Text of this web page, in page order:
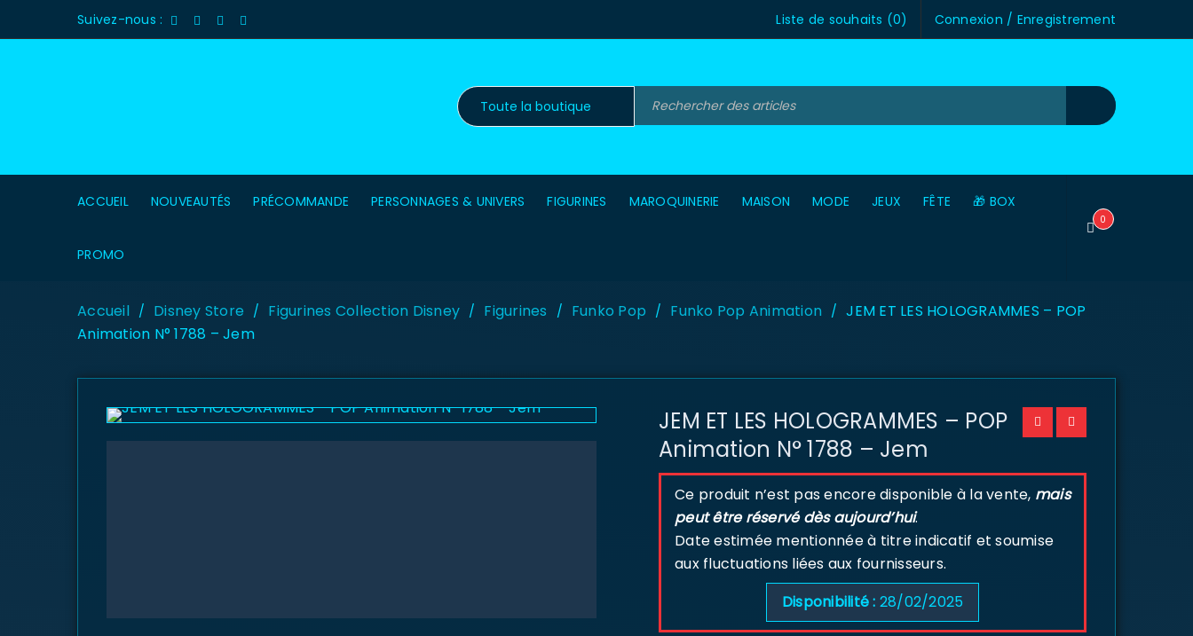
Suivez-nous : Connexion / Enregistrement
Liste de souhaits (0)
ACCUEIL NOUVEAUTÉS PRÉCOMMANDE PERSONNAGES & UNIVERS FIGURINES MAROQUINERIE MAISON MODE JEUX FÊTE 🎁 BOX
PROMO
0
Accueil / Disney Store / Figurines Collection Disney / Figurines / Funko Pop / Funko Pop Animation / JEM ET LES HOLOGRAMMES – POP
Animation N° 1788 – Jem
JEM ET LES HOLOGRAMMES – POP
Animation N° 1788 – Jem
Ce produit n’est pas encore disponible à la vente, mais
peut être réservé dès aujourd’hui.
Date estimée mentionnée à titre indicatif et soumise
aux fluctuations liées aux fournisseurs.
Disponibilité : 28/02/2025